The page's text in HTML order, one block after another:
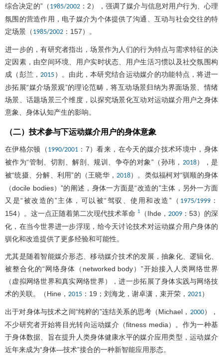
综合决定的”（ 1985/2002 ：2），强调了媒介与信息对用户行为、心理
氛围的营造作用，电子媒介为个体提供了沟通、互动与社会交往的特
定场景（ 1985/2002 ：157）。
进一步的，有研究者指出，场景作为人们的行为特点与需求特征的决
定因素，由空间环境、用户实时状态、用户生活习惯以及社交氛围构
成（彭兰， 2015 ）。由此，本研究结合运动媒介的功能特点，将进一
步拓展“媒介场景观”的理论范畴，将互动场景归纳为界面场景、情绪
场景、话题场景三个维度，以探究场景化互动对运动媒介用户之身体
意象、身体认知产生的影响。
（二）技术参与下运动媒介用户的身体意象
在伊格尔顿（ 1990/2001 ：7）看来，在今天的媒介技术环境中，身体
被作为“管制、切割、解剖、规训、争夺的对象”（孙玮， 2018），是
被“统摄、分解、利用”的（王晓华， 2018）。类似福柯对“驯顺的身体
（docile bodies）”的阐述，身体一方面是“改造的”主体，另外一方面
又是“被改造的”主体，可以被“驾驭、使用和改造”（ 1975/1999：
154）。这一点正随着第二次现代技术革命 1 （Ihde， 2009 ：53）的深
化，在当今世界进一步浮现，给今天讨论技术对运动媒介用户身体的
驯化和改造提供了更多经验和可能性。
尤其是随着智能媒介形态、移动媒介技术的发展，抽象化、逻辑化、
被整合化的“网络身体（networked body）”开始接入人类网络世界
（虚拟网络世界和真实网络世界），进一步拓展了身体实践与网络技
术的关联。（Hine， 2015 ：19；刘海龙，谢卓潇，束开荣， 2021）
出于对身体与技术之间“纯粹的”连结关系的思考（Michael， 2000），
不少研究者开始将目光转向运动媒介（fitness media）。作为一种基
于身体数据、旨在提升人类身体健康水平的媒介应用类型，运动媒介
近年来成为“身体—技术”接合的一种新智能应用形态。